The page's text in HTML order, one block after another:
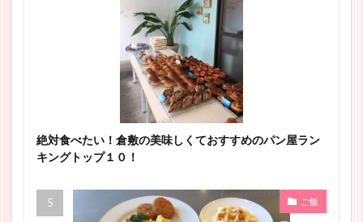
絶対食べたい！倉敷の美味しくておすすめのパン屋ラン
キングトップ１０！
ご飯